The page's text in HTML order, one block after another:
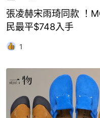
張凌赫宋雨琦同款 ！
民最平$748入手
1